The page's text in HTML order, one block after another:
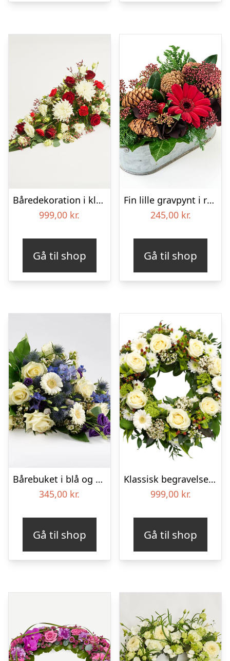
Båredekoration i klassisk stil – rød og hvid
999,00 kr.
Gå til shop
Fin lille gravpynt i rød, floristens valg – Blomster til begravelse
245,00 kr.
Gå til shop
Bårebuket i blå og hvide nuancer – Blomster til begravelse
345,00 kr.
Gå til shop
Klassisk begravelses­krans
999,00 kr.
Gå til shop